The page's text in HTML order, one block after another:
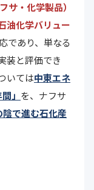
サ・化学製品）
油化学バリュー
であり、単なる
装と評価でき
いては中東エネ
」 を、ナフサ
で進む石化産